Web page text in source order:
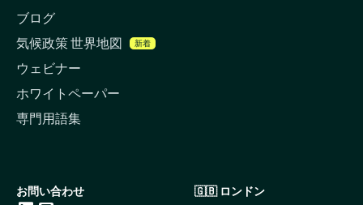
ブログ
気候政策 世界地図
新着
ウェビナー
ホワイトペーパー
専門用語集
お問い合わせ
🇬🇧 ロンドン